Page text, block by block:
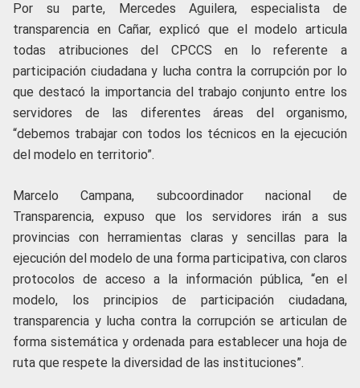
Por su parte, Mercedes Aguilera, especialista de
transparencia en Cañar, explicó que el modelo articula
todas atribuciones del CPCCS en lo referente a
participación ciudadana y lucha contra la corrupción por lo
que destacó la importancia del trabajo conjunto entre los
servidores de las diferentes áreas del organismo,
“debemos trabajar con todos los técnicos en la ejecución
del modelo en territorio”.
Marcelo Campana, subcoordinador nacional de
Transparencia, expuso que los servidores irán a sus
provincias con herramientas claras y sencillas para la
ejecución del modelo de una forma participativa, con claros
protocolos de acceso a la información pública, “en el
modelo, los principios de participación ciudadana,
transparencia y lucha contra la corrupción se articulan de
forma sistemática y ordenada para establecer una hoja de
ruta que respete la diversidad de las instituciones”.